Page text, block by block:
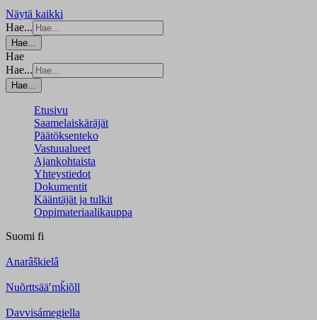
Näytä kaikki
Hae...
Hae...
Hae
Hae...
Hae...
Etusivu
Saamelaiskäräjät
Päätöksenteko
Vastuualueet
Ajankohtaista
Yhteystiedot
Dokumentit
Kääntäjät ja tulkit
Oppimateriaalikauppa
Suomi fi
Anarâškielâ
Nuõrttsääʹmǩiõll
Davvisámegiella